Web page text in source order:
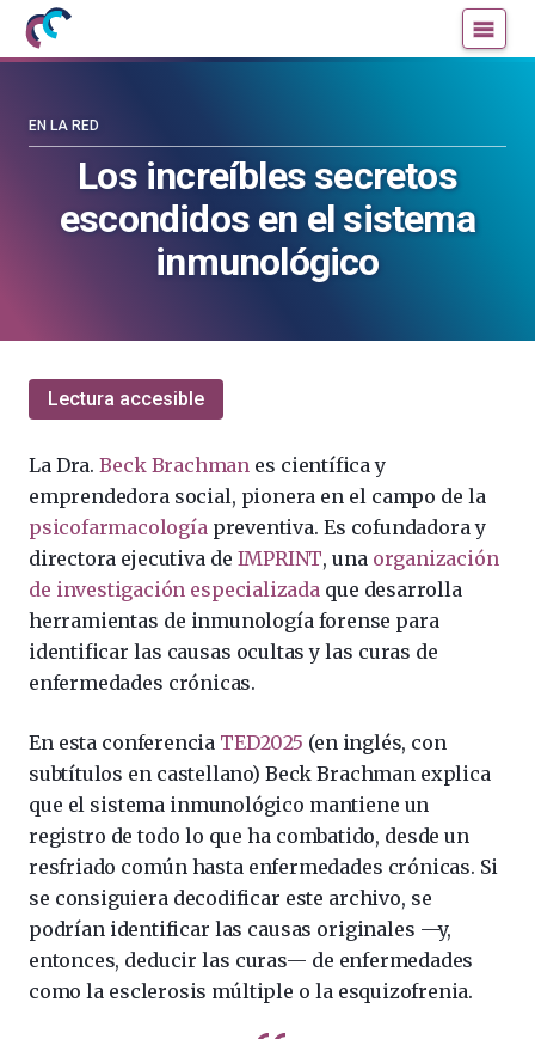
Mujeres
con
blog
Los increíbles secretos
escondidos en el sistema
inmunológico
EN LA RED
Lectura accesible
La Dra.Beck Brachman es científica y
emprendedora social, pionera en el campo de la
psicofarmacologíapreventiva. Es cofundadora y
directora ejecutiva de IMPRINT, una organización
de investigación especializadaque desarrolla
herramientas de inmunología forense para
identificar las causas ocultas y las curas de
enfermedades crónicas.
En esta conferencia TED2025 (en inglés, con
subtítulos en castellano) Beck Brachman explica
que el sistema inmunológico mantiene un
registro de todo lo que ha combatido, desde un
resfriado común hasta enfermedades crónicas. Si
se consiguiera decodificar este archivo, se
podrían identificar las causas originales —y,
entonces, deducir las curas— de enfermedades
como la esclerosis múltiple o la esquizofrenia.